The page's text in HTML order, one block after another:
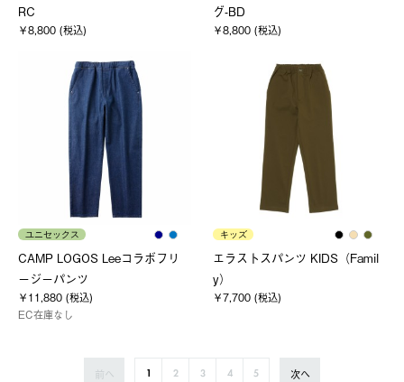
RC
￥8,800 (税込)
グ-BD
￥8,800 (税込)
ユニセックス
CAMP LOGOS Leeコラボフリ
ージーパンツ
￥11,880 (税込)
EC在庫なし
キッズ
エラストスパンツ KIDS（Famil
y）
￥7,700 (税込)
前へ 1 2 3 4 5 次へ